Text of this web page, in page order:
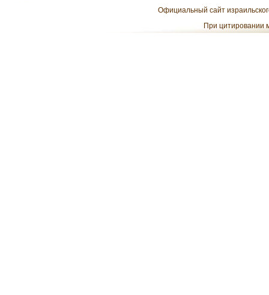
Официальный сайт
При цитировании